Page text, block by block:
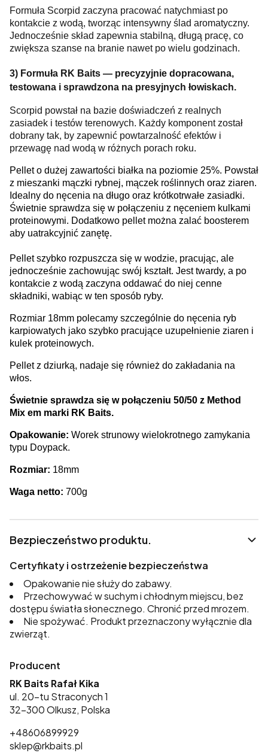
Formuła Scorpid zaczyna pracować natychmiast po
kontakcie z wodą, tworząc intensywny ślad aromatyczny.
Jednocześnie skład zapewnia stabilną, długą pracę, co
zwiększa szanse na branie nawet po wielu godzinach.
3) Formuła RK Baits — precyzyjnie dopracowana,
testowana i sprawdzona na presyjnych łowiskach.
Scorpid powstał na bazie doświadczeń z realnych
zasiadek i testów terenowych. Każdy komponent został
dobrany tak, by zapewnić powtarzalność efektów i
przewagę nad wodą w różnych porach roku.
Pellet o dużej zawartości białka na poziomie 25%. Powstał
z mieszanki mączki rybnej, mączek roślinnych oraz ziaren.
Idealny do nęcenia na długo oraz krótkotrwałe zasiadki.
Świetnie sprawdza się w połączeniu z nęceniem kulkami
proteinowymi. Dodatkowo pellet można zalać boosterem
aby uatrakcyjnić zanętę.
Pellet szybko rozpuszcza się w wodzie, pracując, ale
jednocześnie zachowując swój kształt. Jest twardy, a po
kontakcie z wodą zaczyna oddawać do niej cenne
składniki, wabiąc w ten sposób ryby.
Rozmiar 18mm polecamy szczególnie do nęcenia ryb
karpiowatych jako szybko pracujące uzupełnienie ziaren i
kulek proteinowych.
Pellet z dziurką, nadaje się również do zakładania na
włos.
Świetnie sprawdza się w połączeniu 50/50 z Method
Mix em marki RK Baits.
Opakowanie: Worek strunowy wielokrotnego zamykania
typu Doypack.
Rozmiar: 18mm
Waga netto: 700g
Bezpieczeństwo produktu.
Certyfikaty i ostrzeżenie bezpieczeństwa
Opakowanie nie służy do zabawy.
Przechowywać w suchym i chłodnym miejscu, bez
dostępu światła słonecznego. Chronić przed mrozem.
Nie spożywać. Produkt przeznaczony wyłącznie dla
zwierząt.
Producent
RK Baits Rafał Kika
ul. 20-tu Straconych 1
32-300 Olkusz, Polska
+48606899929
sklep@rkbaits.pl